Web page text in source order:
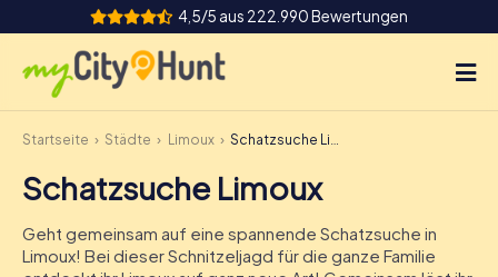
4,5/5 aus 222.990 Bewertungen
So funktioniert's
Städte
Touren
Startseite Städte Limoux Schatzsuche Limoux
Schatzsuche Limoux
Geht gemeinsam auf eine spannende Schatzsuche in
Limoux! Bei dieser Schnitzeljagd für die ganze Familie